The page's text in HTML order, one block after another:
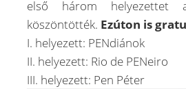
első három helyezettet
köszöntötték. Ezúton is
I. helyezett: PENdiánok
II. helyezett: Rio de PENeiro
III. helyezett: Pen Péter